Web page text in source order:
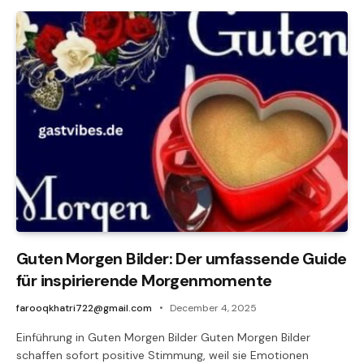
Guten Morgen Bilder: Der umfassende Guide
für inspirierende Morgenmomente
farooqkhatri722@gmail.com December 4, 2025
Einführung in Guten Morgen Bilder Guten Morgen Bilder
schaffen sofort positive Stimmung, weil sie Emotionen